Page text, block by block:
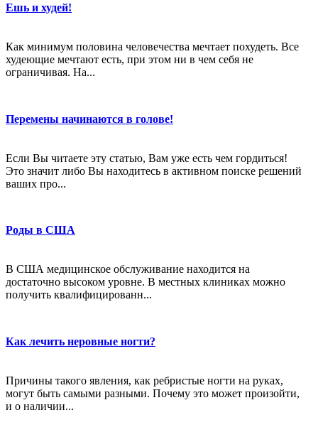
Ешь и худей!
Как минимум половина человечества мечтает похудеть. Все
худеющие мечтают есть, при этом ни в чем себя не
ограничивая. На...
Перемены начинаются в голове!
Если Вы читаете эту статью, Вам уже есть чем гордиться!
Это значит либо Вы находитесь в активном поиске решений
ваших про...
Роды в США
В США медицинское обслуживание находится на
достаточно высоком уровне. В местных клиниках можно
получить квалифицированн...
Как лечить неровные ногти?
Причины такого явления, как ребристые ногти на руках,
могут быть самыми разными. Почему это может произойти,
и о наличии...